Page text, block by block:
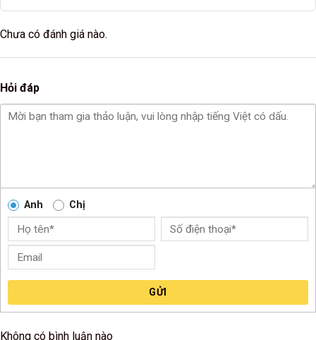
Chưa có đánh giá nào.
Hỏi đáp
Anh Chị
GỬI
Không có bình luận nào